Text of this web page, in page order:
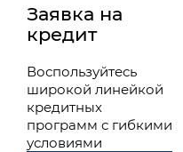
Заявка на
кредит
Воспользуйтесь
широкой линейкой
кредитных
программ с гибкими
условиями